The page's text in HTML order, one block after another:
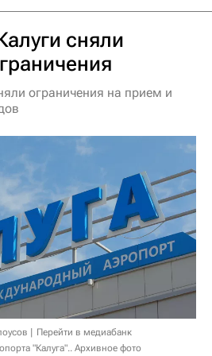
сняли
ограничения на прием и
Перейти в медиабанк
"Калуга".. Архивное фото